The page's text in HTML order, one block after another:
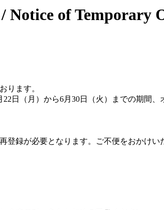
of Temporary
ります。
日（月）から6月30日（火）までの期間
登録が必要となります。ご不便をおかけ